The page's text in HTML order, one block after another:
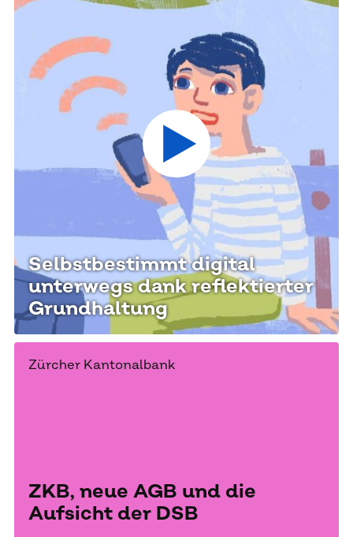
Selbstbestimmt digital
unterwegs dank reflektierter
Grundhaltung
Zum Artikel und Video
ZKB, neue AGB und die
Aufsicht der DSB
Zürcher Kantonalbank